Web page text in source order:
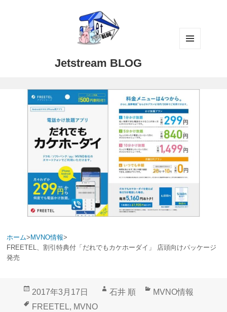
Jetstream BLOG
ホーム> MVNO情報>
FREETEL、割引特典付「だれでもカケホーダイ」 店頭向けパッケージ
発売
投
稿
2017年3月17日
作
石井 順
カ
MVNO情報
タ
FREETEL, MVNO